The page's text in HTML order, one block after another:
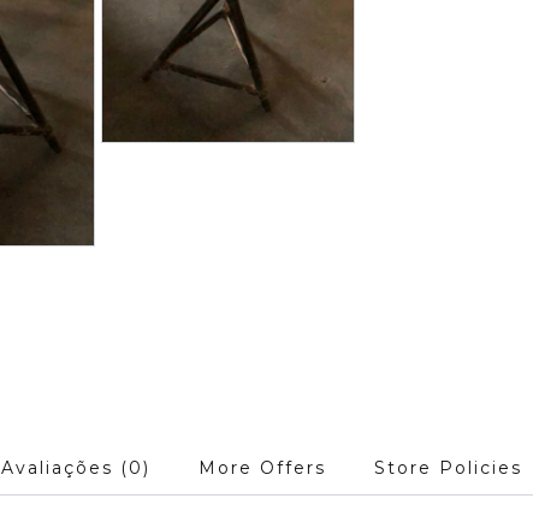
Avaliações (0) More Offers Store Policies